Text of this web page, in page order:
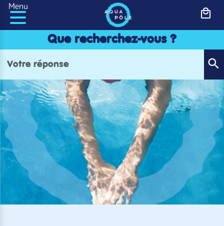
Panneau de gestion des cookies
Menu
Que recherchez-vous ?